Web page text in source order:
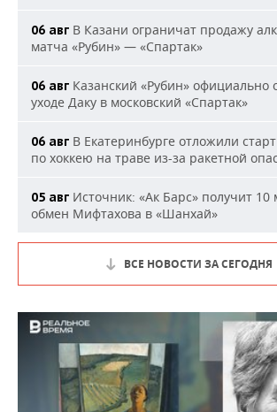
06 авг В Казани ограничат продажу
матча «Рубин» — «Спартак»
06 авг Казанский «Рубин» официально
уходе Даку в московский «Спартак»
06 авг В Екатеринбурге отложили
по хоккею на траве из-за ракетной
05 авг Источник: «Ак Барс» получит 10
обмен Мифтахова в «Шанхай»
ВСЕ НОВОСТИ ЗА СЕГОДНЯ